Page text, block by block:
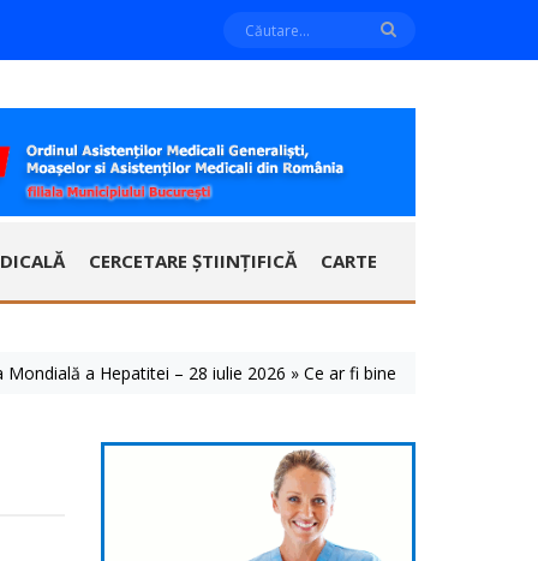
CERCETARE ȘTIINȚIFICĂ CARTE
a Hepatitei – 28 iulie 2026 » Ce ar fi bine să știm despre aceste